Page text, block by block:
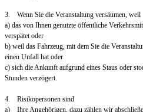
3. Wenn Sie die Veranstaltung versäumen, weil
a) das von Ihnen genutzte öffentliche
verspätet oder
b) weil das Fahrzeug, mit dem Sie die
einen Unfall hat oder
c) sich die Ankunft aufgrund eines Staus oder
Stunden verzögert.
4. Risikopersonen sind
a) Ihre Angehörigen, dazu zählen wir